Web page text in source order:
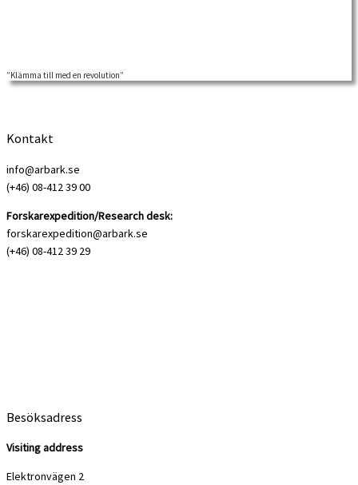
”Klämma till med en revolution”
Kontakt
info@arbark.se
(+46) 08-412 39 00
Forskarexpedition/Research desk:
forskarexpedition@arbark.se
(+46) 08-412 39 29
Besöksadress
Visiting address
Elektronvägen 2